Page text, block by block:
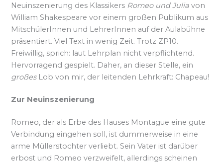
Neuinszenierung des Klassikers Romeo und Julia von
William Shakespeare vor einem großen Publikum aus
MitschülerInnen und LehrerInnen auf der Aulabühne
präsentiert. Viel Text in wenig Zeit. Trotz ZP10.
Freiwillig, sprich: laut Lehrplan nicht verpflichtend.
Hervorragend gespielt. Daher, an dieser Stelle, ein
großesLob von mir, der leitenden Lehrkraft: Chapeau!
Zur Neuinszenierung
Romeo, der als Erbe des Hauses Montague eine gute
Verbindung eingehen soll, ist dummerweise in eine
arme Müllerstochter verliebt. Sein Vater ist darüber
erbost und Romeo verzweifelt, allerdings scheinen